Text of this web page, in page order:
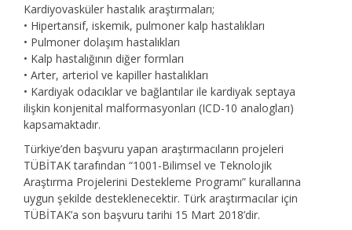
Kardiyovasküler hastalık araştırmaları;
• Hipertansif, iskemik, pulmoner kalp hastalıkları
• Pulmoner dolaşım hastalıkları
• Kalp hastalığının diğer formları
• Arter, arteriol ve kapiller hastalıkları
• Kardiyak odacıklar ve bağlantılar ile kardiyak septaya
ilişkin konjenital malformasyonları (ICD-10 analogları)
kapsamaktadır.
Türkiye’den başvuru yapan araştırmacıların projeleri
TÜBİTAK tarafından “1001-Bilimsel ve Teknolojik
Araştırma Projelerini Destekleme Programı” kurallarına
uygun şekilde desteklenecektir. Türk araştırmacılar için
TÜBİTAK’a son başvuru tarihi 15 Mart 2018’dir.